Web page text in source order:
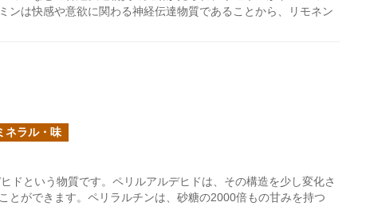
ンは快感や意欲に関わる神経伝達物質であることから、リモネン
ネラル・味
ドという物質です。ペリルアルデヒドは、その構造を少し変化さ
とができます。ペリラルチンは、砂糖の2000倍もの甘みを持つ